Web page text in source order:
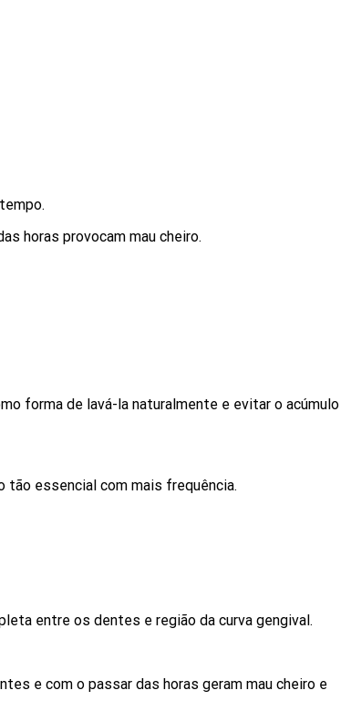
horas provocam mau cheiro.
forma de lavá-la naturalmente e evitar o acúmulo
tão essencial com mais frequência.
entre os dentes e região da curva gengival.
e com o passar das horas geram mau cheiro e